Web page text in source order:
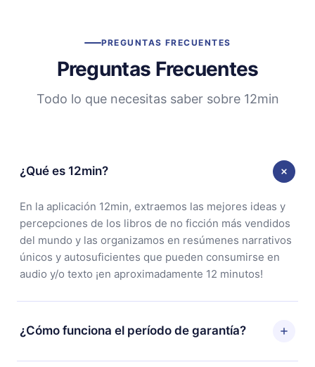
PREGUNTAS FRECUENTES
Preguntas Frecuentes
Todo lo que necesitas saber sobre 12min
¿Qué es 12min?
En la aplicación 12min, extraemos las mejores ideas y
percepciones de los libros de no ficción más vendidos
del mundo y las organizamos en resúmenes narrativos
únicos y autosuficientes que pueden consumirse en
audio y/o texto ¡en aproximadamente 12 minutos!
¿Cómo funciona el período de garantía?